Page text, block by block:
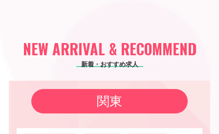
NEW ARRIVAL & RECOMMEND
新着・おすすめ求人
関東